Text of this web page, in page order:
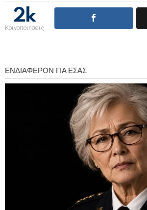
2k
Κοινοποιήσεις